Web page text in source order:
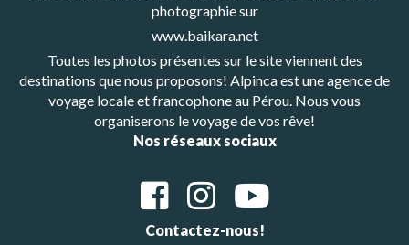
photographie sur
www.baikara.net
Toutes les photos présentes sur le site viennent des
destinations que nous proposons! Alpinca est une agence de
voyage locale et francophone au Pérou. Nous vous
organiserons le voyage de vos rêve!
Nos réseaux sociaux
Contactez-nous!